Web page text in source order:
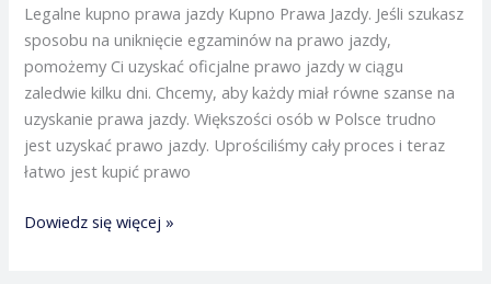
Legalne kupno prawa jazdy Kupno Prawa Jazdy. Jeśli szukasz
sposobu na uniknięcie egzaminów na prawo jazdy,
pomożemy Ci uzyskać oficjalne prawo jazdy w ciągu
zaledwie kilku dni. Chcemy, aby każdy miał równe szanse na
uzyskanie prawa jazdy. Większości osób w Polsce trudno
jest uzyskać prawo jazdy. Uprościliśmy cały proces i teraz
łatwo jest kupić prawo
Dowiedz się więcej »